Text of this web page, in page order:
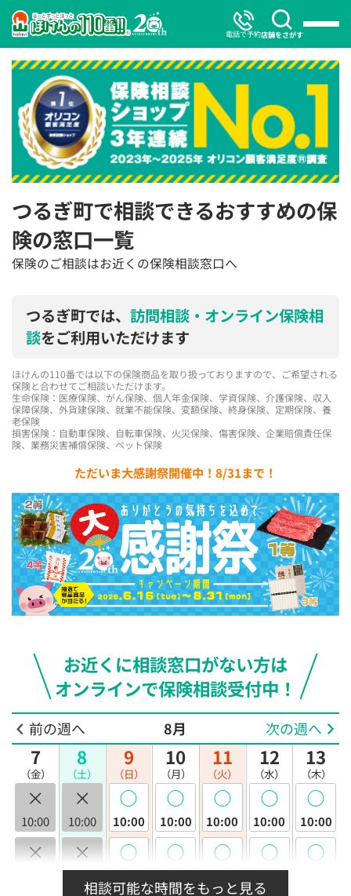
電話で予約店舗をさがす
つるぎ町で相談できるおすすめの保
険の窓口一覧
保険のご相談はお近くの保険相談窓口へ
つるぎ町では、訪問相談・オンライン保険相
談をご利用いただけます
ほけんの110番では以下の保険商品を取り扱っておりますので、ご希望される
保険と合わせてご相談いただけます。
生命保険：医療保険、がん保険、個人年金保険、学資保険、介護保険、収入
保障保険、外貨建保険、就業不能保険、変額保険、終身保険、定期保険、養
老保険
損害保険：自動車保険、自転車保険、火災保険、傷害保険、企業賠償責任保
険、業務災害補償保険、ペット保険
ただいま大感謝祭開催中！8/31まで！
お近くに相談窓口がない方は
オンラインで保険相談受付中！
前の週へ 8月 次の週へ
7
（金）
×
10:00
×
8
（土）
×
10:00
×
10:30
9
（日）
◯
10:00
◯
10:30
10
（月）
◯
10:00
◯
10:30
11
（火）
◯
10:00
◯
10:30
12
（水）
◯
10:00
◯
10:30
13
（木）
◯
10:00
◯
相談可能な時間をもっと見る